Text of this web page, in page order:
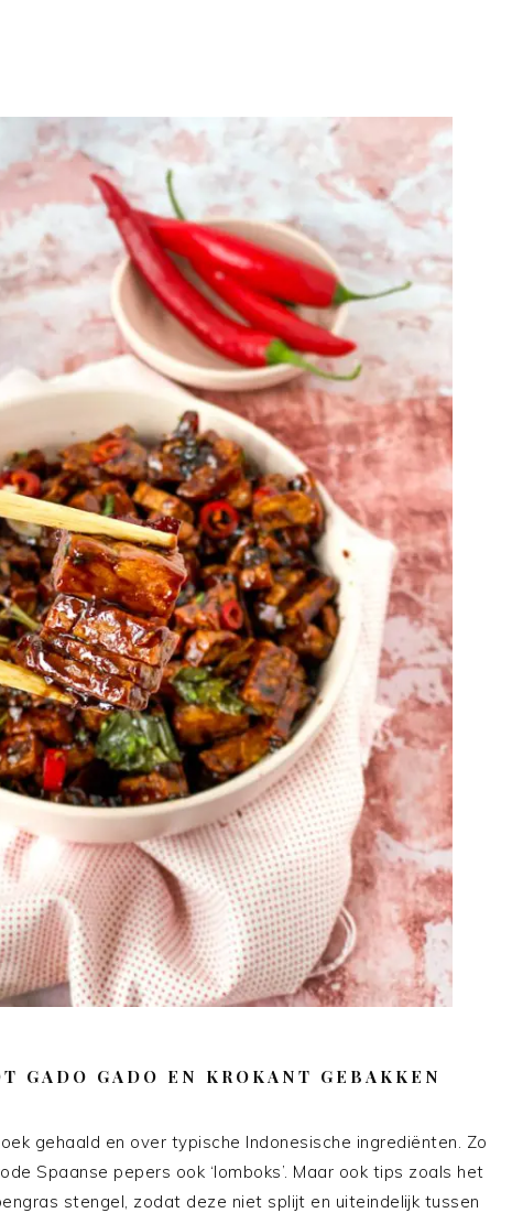
GADO GADO EN KROKANT GEBAKKEN
gehaald en over typische Indonesische ingrediënten. Zo
Spaanse pepers ook ‘lomboks’. Maar ook tips zoals het
stengel, zodat deze niet splijt en uiteindelijk tussen